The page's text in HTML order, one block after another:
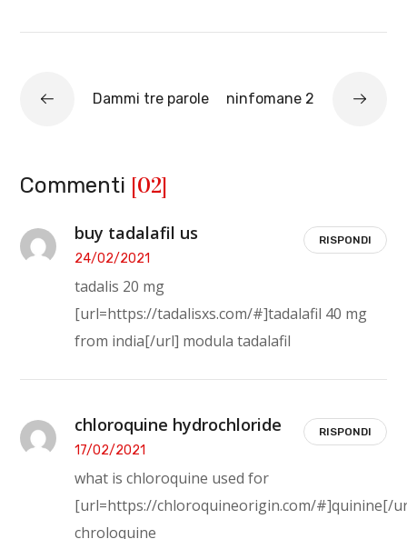
Dammi tre parole ninfomane 2
Commenti [02]
buy tadalafil us
24/02/2021
tadalis 20 mg
[url=https://tadalisxs.com/#]tadalafil 40 mg
from india[/url] modula tadalafil
RISPONDI
chloroquine hydrochloride
17/02/2021
what is chloroquine used for
[url=https://chloroquineorigin.com/#]quinine[/
chroloquine
RISPONDI